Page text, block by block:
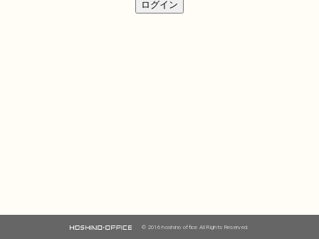
© 2016 hoshino office All Rights Reserved.